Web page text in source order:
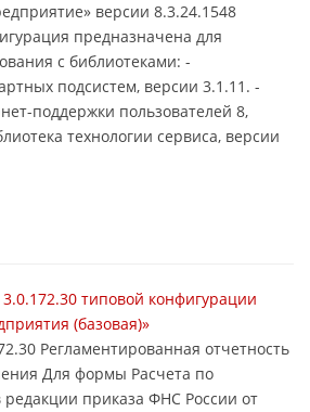
версии 8.3.24.1548
предназначена для
с библиотеками: -
подсистем, версии 3.1.11. -
поддержки пользователей 8,
технологии сервиса, версии
типовой конфигурации
(базовая)»
Регламентированная отчетность
Для формы Расчета по
приказа ФНС России от